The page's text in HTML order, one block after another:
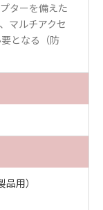
ターを備えた
マルチアクセ
となる（防
用）